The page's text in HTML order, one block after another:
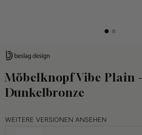
Möbelknopf Vibe Plain -
Dunkelbronze
WEITERE VERSIONEN ANSEHEN